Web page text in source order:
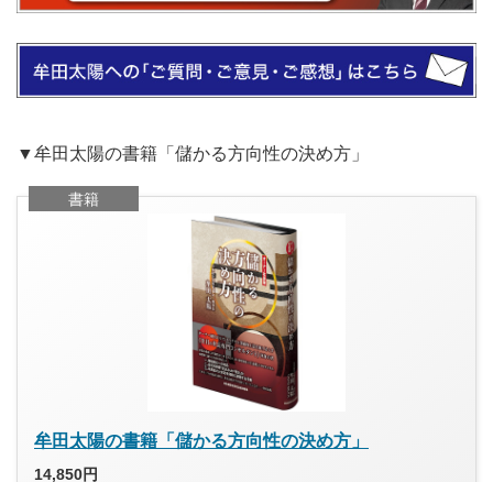
▼牟田太陽の書籍「儲かる方向性の決め方」
書籍
牟田太陽の書籍「儲かる方向性の決め方」
14,850円